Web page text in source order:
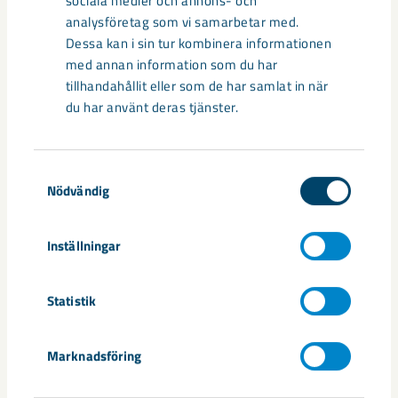
analysföretag som vi samarbetar med.
Dessa kan i sin tur kombinera informationen
med annan information som du har
tillhandahållit eller som de har samlat in när
du har använt deras tjänster.
Nödvändig
Inställningar
Statistik
Marknadsföring
Karin Lindgren prospektering
Relaterat innehåll